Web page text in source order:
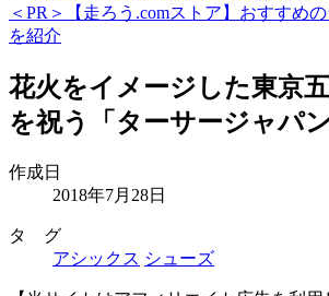
＜PR＞【走ろう.comストア】おすすめ
を紹介
花火をイメージした東京
を祝う「ターサージャパ
作成日
2018年7月28日
タ グ
アシックス シューズ